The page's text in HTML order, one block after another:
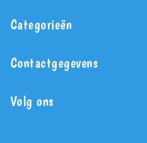
Categorieën
Contactgegevens
Volg ons